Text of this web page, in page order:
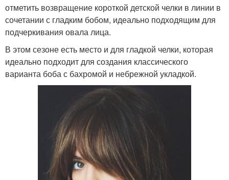
отметить возвращение короткой детской челки в линии в
сочетании с гладким бобом, идеально подходящим для
подчеркивания овала лица.
В этом сезоне есть место и для гладкой челки, которая
идеально подходит для создания классического
варианта боба с бахромой и небрежной укладкой.